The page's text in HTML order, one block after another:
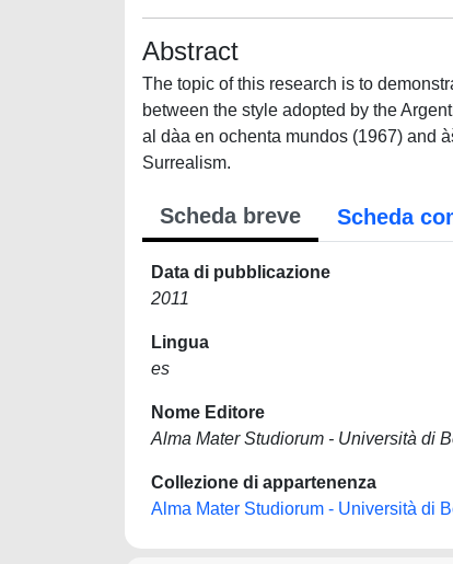
Abstract
The topic of this research is to
between the style adopted by the
al dà­a en ochenta mundos (1967) and
Surrealism.
Scheda breve Scheda
Data di pubblicazione
2011
Lingua
es
Nome Editore
Alma Mater Studiorum - Università di
Collezione di appartenenza
Alma Mater Studiorum - Università di